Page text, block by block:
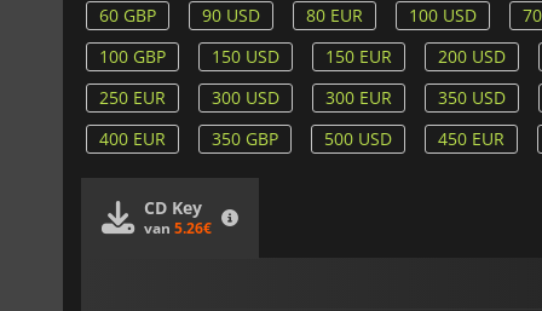
60 GBP 90 USD 80 EUR 100 USD
100 GBP
150 USD 150 EUR
200 USD
250 EUR
300 USD 300 EUR
350 USD
400 EUR
350 GBP 500 USD 450 EUR
CD Key
van 5.26€